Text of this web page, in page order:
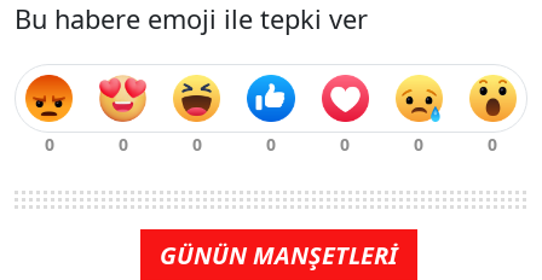
Bu habere emoji ile tepki ver
GÜNÜN MANŞETLERİ